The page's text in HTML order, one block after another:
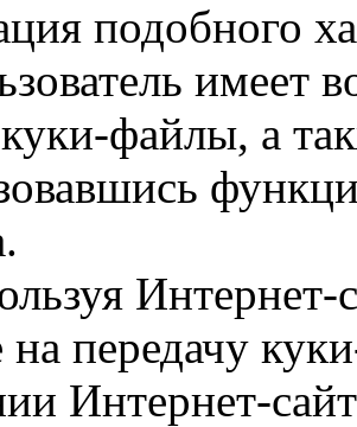
подобного
имеет
файлы, а
Интернет-
на передачу
Интернет-